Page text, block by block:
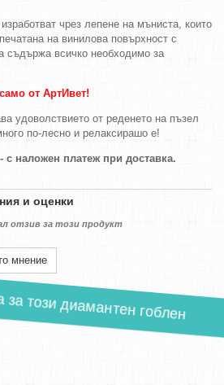
чрез лепене на мъниста, които
на винилова повърхност с
съдържа всичко необходимо за
от АртИвет!
удоволствието от реденето на пъзел
по-лесно и релаксирашо е!
платеж при доставка.
и оценки
отзив за този продукт
мнение
този диамантен гоблен